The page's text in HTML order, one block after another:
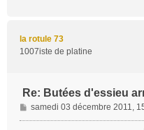
la rotule 73
1007iste de platine
Re: Butées d'essieu
M
e
samedi 03 décembre 2011,